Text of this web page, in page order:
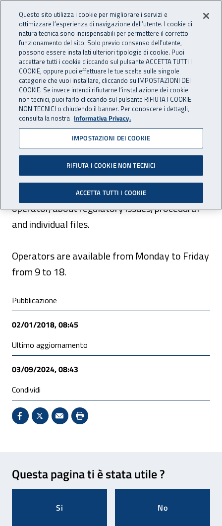
INAIL - Istituto Nazionale
Apri cerca
Navigazione principale
Navigazione - Ti trovi in:
Home For international visitors English Contact center
Contact center
The Contact center answers at 06.6001, the
costs depend on your service provider both
from fixed telephony and from mobile phones.
It gives information, automatically or by
operator, about regulatory issues, procedural
and individual files.
Operators are available from Monday to Friday
from 9 to 18.
Condivisione social
Pubblicazione
02/01/2018, 08:45
Ultimo aggiornamento
03/09/2024, 08:43
Condividi
Condividi su Facebook - Sito esterno - Apertura in
X - Sito esterno - Apertura in nuova finestra
Invio Mail: apre il programma di posta
Stampa pagina: scelta meno
Questa pagina ti è stata utile ?
Si No
Questo sito utilizza i cookie per migliorare i servizi e
ottimizzare l’esperienza di navigazione dell’utente. I cookie di
natura tecnica sono indispensabili per permettere il corretto
funzionamento del sito. Solo previo consenso dell’utente,
possono essere installati ulteriori tipologie di cookie. Puoi
accettare tutti i cookie cliccando sul pulsante ACCETTA TUTTI I
COOKIE, oppure puoi effettuare le tue scelte sulle singole
categorie che vuoi installare, cliccando su IMPOSTAZIONI DEI
COOKIE. Se invece intendi rifiutarne l’installazione dei cookie
non tecnici, puoi farlo cliccando sul pulsante RIFIUTA I COOKIE
NON TECNICI o chiudendo il banner. Per conoscere i dettagli,
consulta la nostra Informativa Privacy.
IMPOSTAZIONI DEI COOKIE
RIFIUTA I COOKIE NON TECNICI
ACCETTA TUTTI I COOKIE